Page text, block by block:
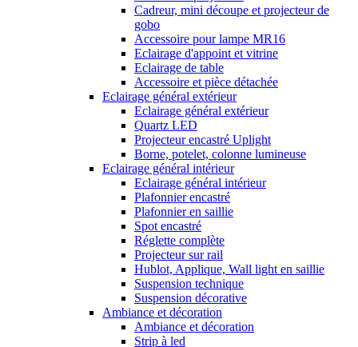
Cadreur, mini découpe et projecteur de
gobo
Accessoire pour lampe MR16
Eclairage d'appoint et vitrine
Eclairage de table
Accessoire et pièce détachée
Eclairage général extérieur
Eclairage général extérieur
Quartz LED
Projecteur encastré Uplight
Borne, potelet, colonne lumineuse
Eclairage général intérieur
Eclairage général intérieur
Plafonnier encastré
Plafonnier en saillie
Spot encastré
Réglette complète
Projecteur sur rail
Hublot, Applique, Wall light en saillie
Suspension technique
Suspension décorative
Ambiance et décoration
Ambiance et décoration
Strip à led